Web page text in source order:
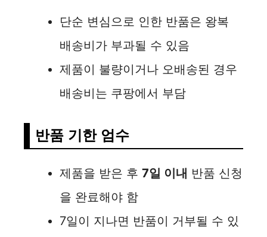
단순 변심으로 인한 반품은 왕복
배송비가 부과될 수 있음
제품이 불량이거나 오배송된 경우
배송비는 쿠팡에서 부담
반품 기한 엄수
제품을 받은 후 7일 이내 반품 신청
을 완료해야 함
7일이 지나면 반품이 거부될 수 있